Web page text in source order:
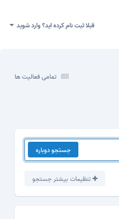
قبلا ثبت نام کرده اید؟ وارد شوید
تمامی فعالیت ها
جستجو دوباره
تنظیمات بیشتر جستجو